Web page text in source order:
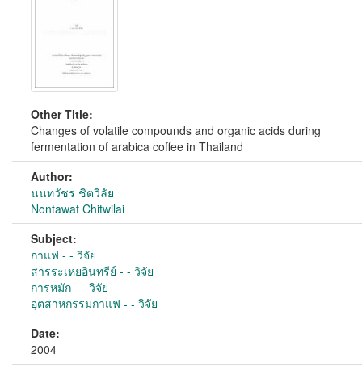
Other Title:
Changes of volatile compounds and organic acids during
fermentation of arabica coffee in Thailand
Author:
นนทวัชร ชิตวิลัย
Nontawat Chitwilai
Subject:
กาแฟ - - วิจัย
สารระเหยอินทรีย์ - - วิจัย
การหมัก - - วิจัย
อุตสาหกรรมกาแฟ - - วิจัย
Date:
2004